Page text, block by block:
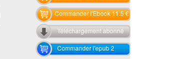
Commander l'Ebook 11.5 €
Téléchargement abonné
Commander l'epub 2